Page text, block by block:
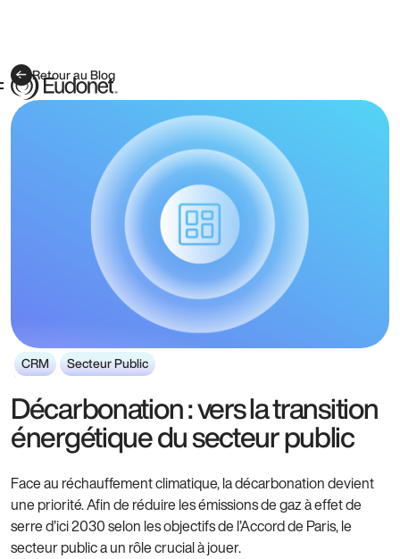
Retour au Blog
CRM Secteur Public
Décarbonation : vers la transition
énergétique du secteur public
Face au réchauffement climatique, la décarbonation devient
une priorité. Afin de réduire les émissions de gaz à effet de
serre d’ici 2030 selon les objectifs de l’Accord de Paris, le
secteur public a un rôle crucial à jouer.